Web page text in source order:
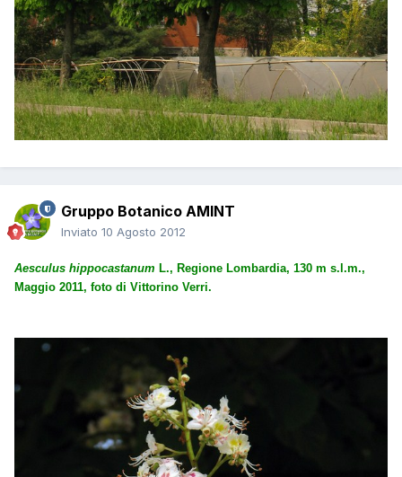
Gruppo Botanico AMINT
Inviato 10 Agosto 2012
Aesculus hippocastanum L., Regione Lombardia, 130 m s.l.m.,
Maggio 2011, foto di Vittorino Verri.